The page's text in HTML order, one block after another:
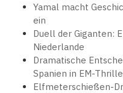
Yamal macht
ein
Duell der Giganten:
Niederlande
Dramatische
Spanien in EM-
Elfmeterschießen-